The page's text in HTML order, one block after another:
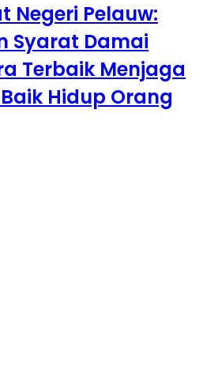
Negeri Pelauw:
Syarat Damai
Terbaik Menjaga
Hidup Orang